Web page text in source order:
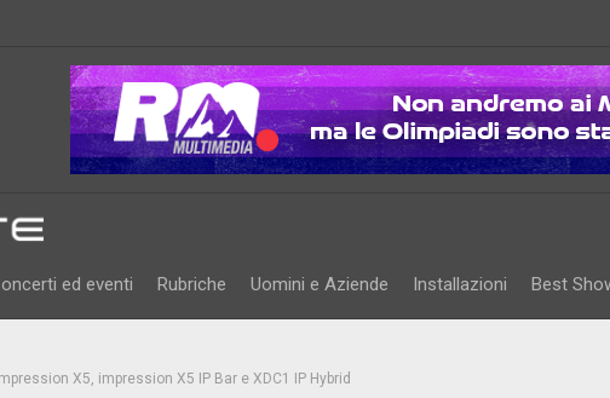
ed eventi Rubriche Uomini e Aziende Installazioni Best
X5, impression X5 IP Bar e XDC1 IP Hybrid